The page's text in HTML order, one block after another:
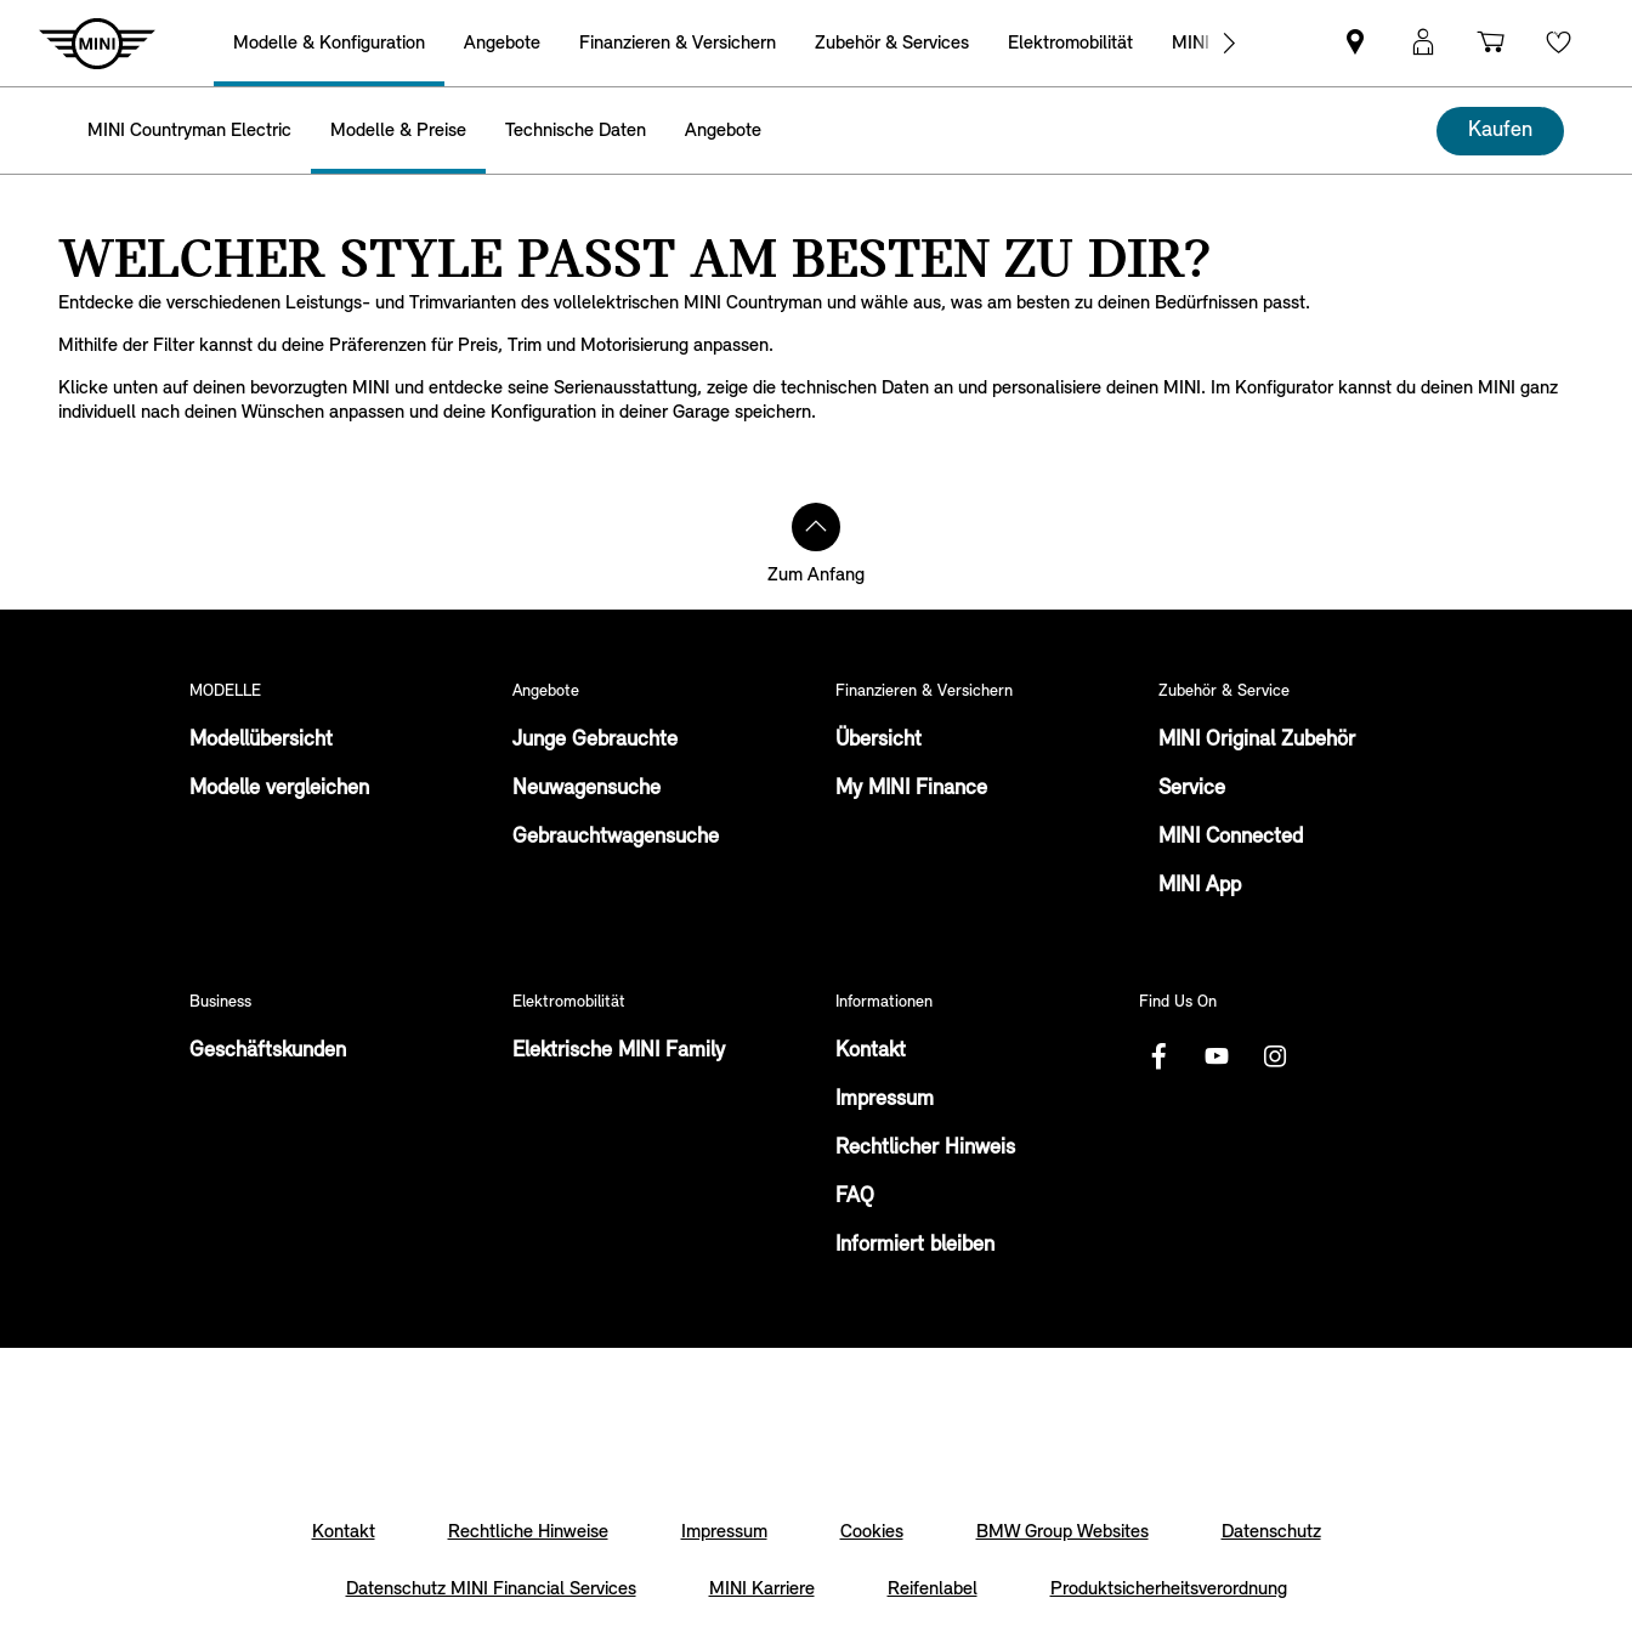
Modelle & Konfiguration Angebote Finanzieren & Versichern Zubehör & Services Elektromobilität MINI Business
MINI
Partner
Mein
MINI
Login
Shopping
cart
MINI Countryman Electric Modelle & Preise Technische Daten Angebote Kaufen
WELCHER STYLE PASST AM BESTEN ZU DIR?
Entdecke die verschiedenen Leistungs- und Trimvarianten des vollelektrischen MINI Countryman und wähle aus, was am besten zu deinen Bedürfnissen passt.
Mithilfe der Filter kannst du deine Präferenzen für Preis, Trim und Motorisierung anpassen.
Klicke unten auf deinen bevorzugten MINI und entdecke seine Serienausstattung, zeige die technischen Daten an und personalisiere deinen MINI. Im Konfigurator kannst du deinen MINI ganz
individuell nach deinen Wünschen anpassen und deine Konfiguration in deiner Garage speichern.
Zum Anfang
MODELLE
Modellübersicht
Modelle vergleichen
Angebote
Junge Gebrauchte
Neuwagensuche
Gebrauchtwagensuche
Finanzieren & Versichern
Übersicht
My MINI Finance
Zubehör & Service
MINI Original Zubehör
Service
MINI Connected
MINI App
Business
Geschäftskunden
Elektromobilität
Elektrische MINI Family
Informationen
Kontakt
Impressum
Rechtlicher Hinweis
FAQ
Informiert bleiben
Find Us On
Kontakt Rechtliche Hinweise Impressum Cookies BMW Group Websites Datenschutz
Datenschutz MINI Financial Services MINI Karriere Reifenlabel Produktsicherheitsverordnung